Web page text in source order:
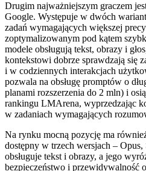
Drugim najważniejszym graczem
Google. Występuje w dwóch
zadań wymagających większej
zoptymalizowanym pod kątem
modele obsługują tekst, obrazy i
kontekstowi dobrze sprawdzają się
i w codziennych interakcjach
pozwala na obsługę promptów o
planami rozszerzenia do 2 mln) i
rankingu LMArena, wyprzedzając
w zadaniach wymagających
Na rynku mocną pozycję ma
dostępny w trzech wersjach –
obsługuje tekst i obrazy, a jego
bezpieczeństwo i przewidywalność